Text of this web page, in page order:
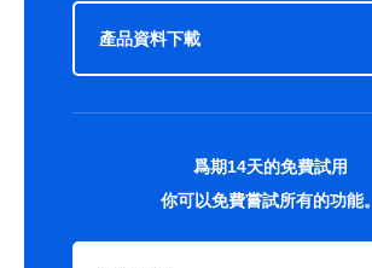
產品資料下載
爲期14天的免費試用
你可以免費嘗試所有的功能。